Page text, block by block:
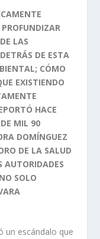
LAS
DE ESTA
CÓMO
EXISTIENDO
HACE
MIL 90
DOMÍNGUEZ
DE LA SALUD
AUTORIDADES
SOLO
un escándalo que